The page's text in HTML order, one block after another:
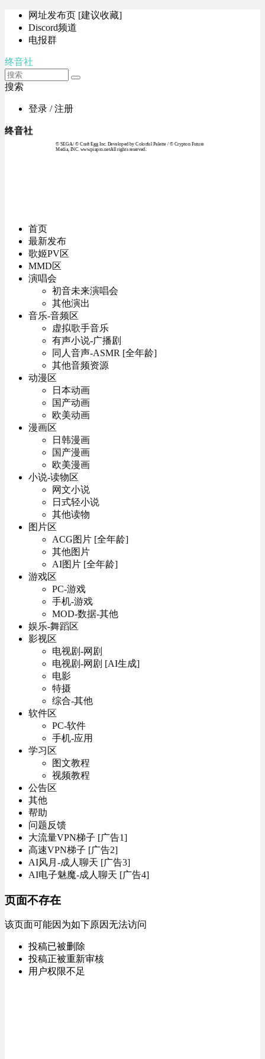
网址发布页 [建议收藏]
Discord频道
电报群
终音社
搜索
登录 / 注册
终音社
© SEGA / © Craft Egg Inc. Developed by Colorful Palette / © Crypton Future
Media, INC. www.piapro.netAll rights reserved.
首页
最新发布
歌姬PV区
MMD区
演唱会
初音未来演唱会
其他演出
音乐-音频区
虚拟歌手音乐
有声小说-广播剧
同人音声-ASMR [全年龄]
其他音频资源
动漫区
日本动画
国产动画
欧美动画
漫画区
日韩漫画
国产漫画
欧美漫画
小说-读物区
网文小说
日式轻小说
其他读物
图片区
ACG图片 [全年龄]
其他图片
AI图片 [全年龄]
游戏区
PC-游戏
手机-游戏
MOD-数据-其他
娱乐-舞蹈区
影视区
电视剧-网剧
电视剧-网剧 [AI生成]
电影
特摄
综合-其他
软件区
PC-软件
手机-应用
学习区
图文教程
视频教程
公告区
其他
帮助
问题反馈
大流量VPN梯子 [广告1]
高速VPN梯子 [广告2]
AI风月-成人聊天 [广告3]
AI电子魅魔-成人聊天 [广告4]
页面不存在
该页面可能因为如下原因无法访问
投稿已被删除
投稿正被重新审核
用户权限不足